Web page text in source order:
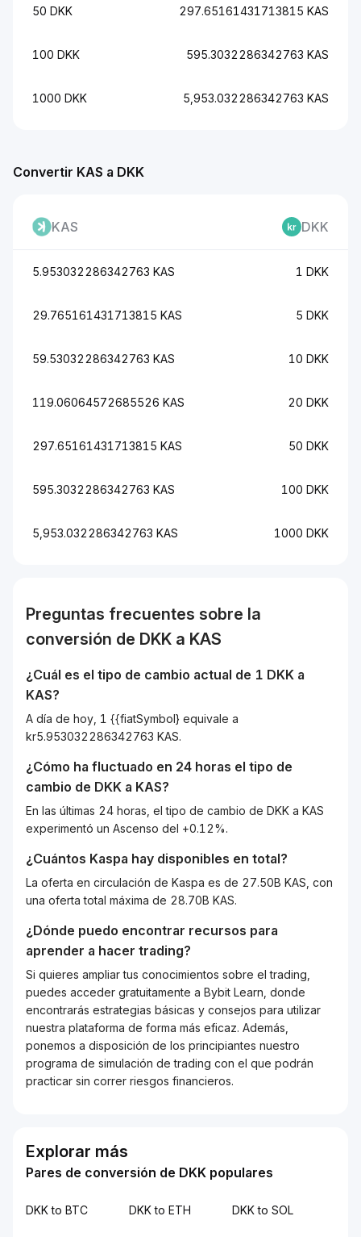
Convertir KAS a DKK
KAS DKK
5.953032286342763 KAS 1 DKK
29.765161431713815 KAS 5 DKK
59.53032286342763 KAS 10 DKK
119.06064572685526 KAS 20 DKK
297.65161431713815 KAS 50 DKK
595.3032286342763 KAS 100 DKK
5,953.032286342763 KAS 1000 DKK
50 DKK 297.65161431713815 KAS
100 DKK 595.3032286342763 KAS
1000 DKK 5,953.032286342763 KAS
Preguntas frecuentes sobre la
conversión de DKK a KAS
¿Cuál es el tipo de cambio actual de 1 DKK a
KAS?
A día de hoy, 1 {{fiatSymbol} equivale a
kr5.953032286342763 KAS.
¿Cómo ha fluctuado en 24 horas el tipo de
cambio de DKK a KAS?
En las últimas 24 horas, el tipo de cambio de DKK a KAS
experimentó un Ascenso del +0.12%.
¿Cuántos Kaspa hay disponibles en total?
La oferta en circulación de Kaspa es de 27.50B KAS, con
una oferta total máxima de 28.70B KAS.
¿Dónde puedo encontrar recursos para
aprender a hacer trading?
Si quieres ampliar tus conocimientos sobre el trading,
puedes acceder gratuitamente a Bybit Learn, donde
encontrarás estrategias básicas y consejos para utilizar
nuestra plataforma de forma más eficaz. Además,
ponemos a disposición de los principiantes nuestro
programa de simulación de trading con el que podrán
practicar sin correr riesgos financieros.
Explorar más
Pares de conversión de DKK populares
DKK to BTC DKK to ETH DKK to SOL